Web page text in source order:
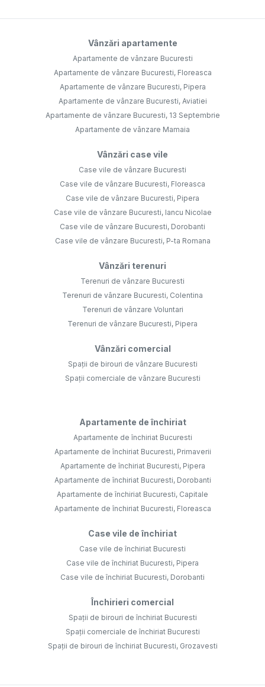
Vânzări apartamente
Apartamente de vânzare Bucuresti
Apartamente de vânzare Bucuresti, Floreasca
Apartamente de vânzare Bucuresti, Pipera
Apartamente de vânzare Bucuresti, Aviatiei
Apartamente de vânzare Bucuresti, 13 Septembrie
Apartamente de vânzare Mamaia
Vânzări case vile
Case vile de vânzare Bucuresti
Case vile de vânzare Bucuresti, Floreasca
Case vile de vânzare Bucuresti, Pipera
Case vile de vânzare Bucuresti, Iancu Nicolae
Case vile de vânzare Bucuresti, Dorobanti
Case vile de vânzare Bucuresti, P-ta Romana
Vânzări terenuri
Terenuri de vânzare Bucuresti
Terenuri de vânzare Bucuresti, Colentina
Terenuri de vânzare Voluntari
Terenuri de vânzare Bucuresti, Pipera
Vânzări comercial
Spații de birouri de vânzare Bucuresti
Spații comerciale de vânzare Bucuresti
Apartamente de închiriat
Apartamente de închiriat Bucuresti
Apartamente de închiriat Bucuresti, Primaverii
Apartamente de închiriat Bucuresti, Pipera
Apartamente de închiriat Bucuresti, Dorobanti
Apartamente de închiriat Bucuresti, Capitale
Apartamente de închiriat Bucuresti, Floreasca
Case vile de închiriat
Case vile de închiriat Bucuresti
Case vile de închiriat Bucuresti, Pipera
Case vile de închiriat Bucuresti, Dorobanti
Închirieri comercial
Spații de birouri de închiriat Bucuresti
Spații comerciale de închiriat Bucuresti
Spații de birouri de închiriat Bucuresti, Grozavesti